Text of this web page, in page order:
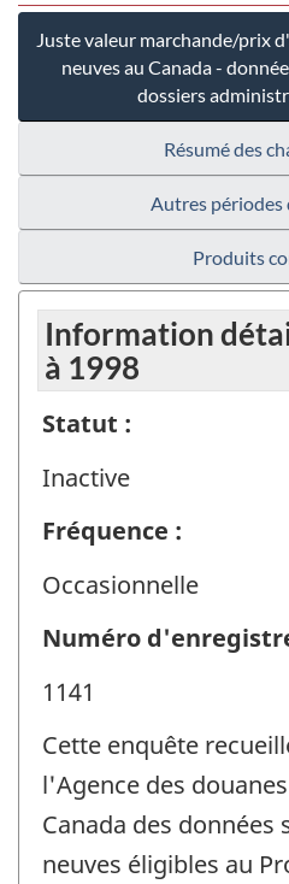
Juste valeur marchande/prix
neuves au Canada -
dossiers
Résumé des
Autres périodes
Produits
Information
à 1998
Statut :
Inactive
Fréquence :
Occasionnelle
Numéro
1141
Cette enquête
l'Agence des
Canada des données
neuves éligibles au